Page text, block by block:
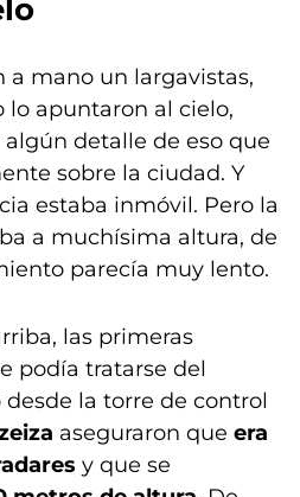
a mano un largavistas,
lo apuntaron al cielo,
detalle de eso que
sobre la ciudad. Y
estaba inmóvil. Pero la
a muchísima altura, de
parecía muy lento.
las primeras
podía tratarse del
la torre de control
aseguraron que era
y que se